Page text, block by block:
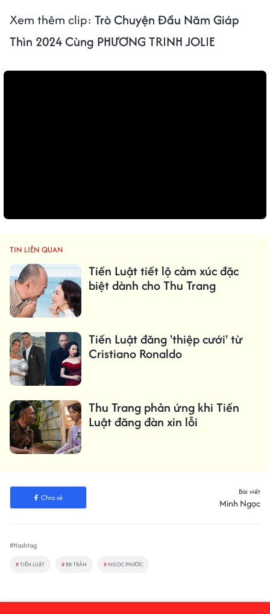
Xem thêm clip: Trò Chuyện Đầu Năm Giáp
Thìn 2024 Cùng PHƯƠNG TRINH JOLIE
TIN LIÊN QUAN
Tiến Luật tiết lộ cảm xúc đặc
biệt dành cho Thu Trang
Tiến Luật đăng 'thiệp cưới' từ
Cristiano Ronaldo
Thu Trang phản ứng khi Tiến
Luật đăng đàn xin lỗi
Chia sẻ
Bài viết
Minh Ngọc
#Hashtag
#TIẾN LUẬT # BB TRẦN # NGỌC PHƯỚC